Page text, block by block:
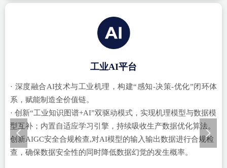
工业AI平台
· 深度融合AI技术与工业机理，构建“感知-决策-优化”闭环体
系，赋能制造全价值链。
· 创新“工业知识图谱+AI”双驱动模式，实现机理模型与数据模
型互补；内置自适应学习引擎，持续吸收生产数据优化算法。
创新AIGC安全合规检查,对AI模型的输入输出数据进行合规检
查，确保数据安全性的同时降低数据幻觉的发生概率。
넳 넲